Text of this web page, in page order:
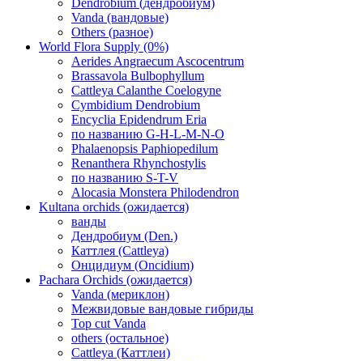
Dendrobium (дендробиум)
Vanda (вандовые)
Others (разное)
World Flora Supply (0%)
Aerides Angraecum Ascocentrum
Brassavola Bulbophyllum
Cattleya Calanthe Coelogyne
Cymbidium Dendrobium
Encyclia Epidendrum Eria
по названию G-H-L-M-N-O
Phalaenopsis Paphiopedilum
Renanthera Rhynchostylis
по названию S-T-V
Alocasia Monstera Philodendron
Kultana orchids (ожидается)
ванды
Дендробиум (Den.)
Каттлея (Cattleya)
Онцидиум (Oncidium)
Pachara Orchids (ожидается)
Vanda (мериклон)
Межвидовые вандовые гибриды
Top cut Vanda
others (остальное)
Cattleya (Каттлеи)